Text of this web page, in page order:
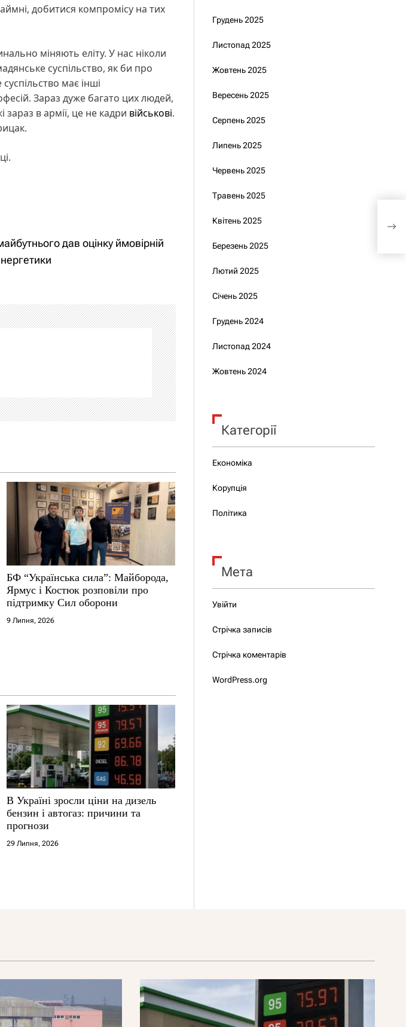
добитися компромісу на тих
міняють еліту. У нас ніколи
суспільство, як би про
має інші
Зараз дуже багато цих людей,
зараз в армії, це не кадри військові.
дав оцінку ймовірній
БФ “Українська сила”: Майборода,
Ярмус і Костюк розповіли про
підтримку Сил оборони
9 Липня, 2026
В Україні зросли ціни на дизель
бензин і автогаз: причини та
прогнози
29 Липня, 2026
Грудень 2025
Листопад 2025
Жовтень 2025
Вересень 2025
Серпень 2025
Липень 2025
Червень 2025
Травень 2025
Квітень 2025
Березень 2025
Лютий 2025
Січень 2025
Грудень 2024
Листопад 2024
Жовтень 2024
Категорії
Економіка
Корупція
Політика
Мета
Увійти
Стрічка записів
Стрічка коментарів
WordPress.org
дав